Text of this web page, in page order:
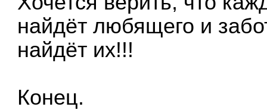
найдёт любящего и
найдёт их!!!
Конец.